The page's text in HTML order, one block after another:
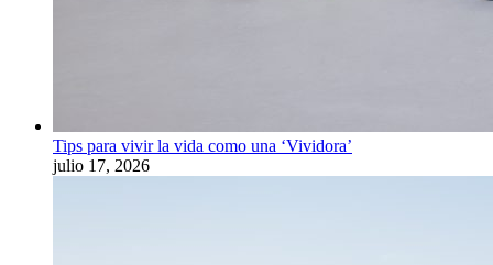
Tips para vivir la vida como una ‘Vividora’
julio 17, 2026